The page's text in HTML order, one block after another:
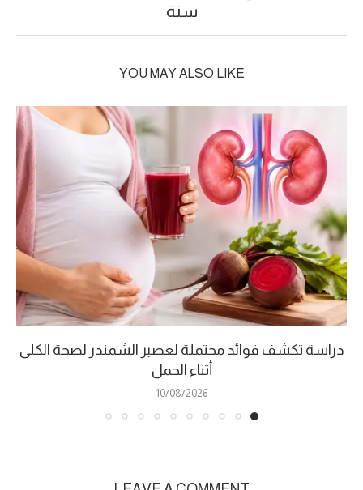
سنة
YOU MAY ALSO LIKE
دراسة تكشف فوائد محتملة لعصير الشمندر لصحة الكلى
أثناء الحمل
10/08/2026